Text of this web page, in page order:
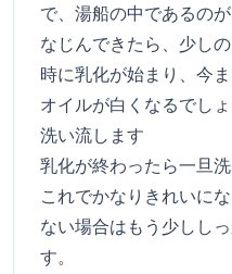
で、湯船の中であるの
なじんできたら、少し
時に乳化が始まり、今
オイルが白くなるでし
洗い流します
乳化が終わったら一旦
これでかなりきれいに
ない場合はもう少しし
す。